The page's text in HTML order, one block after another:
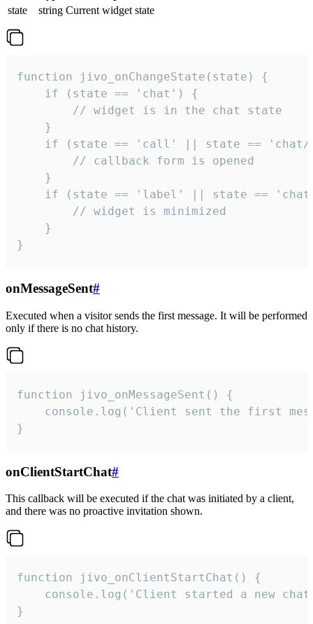
state
string Current widget state
function jivo_onChangeState(state) {
    if (state == 'chat') {
        // widget is in the chat state
    }
if (state == 'call' || state ==
        // callback form is opened
    }
if (state == 'label' || state ==
        // widget is minimized
    }
}
onMessageSent#
Executed when a visitor sends the first message. It will be performed
only if there is no chat history.
function jivo_onMessageSent() {
console.log('Client sent the first
}
onClientStartChat#
This callback will be executed if the chat was initiated by a client,
and there was no proactive invitation shown.
function jivo_onClientStartChat() {
console.log('Client started a new
}